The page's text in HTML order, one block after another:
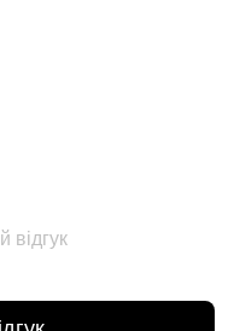
відгук